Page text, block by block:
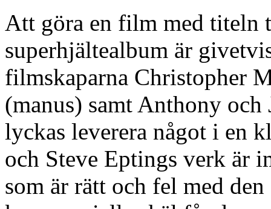
Att göra en film med titeln
superhjältealbum är
filmskaparna Christopher
(manus) samt Anthony
lyckas leverera något i en
och Steve Eptings verk är
som är rätt och fel med